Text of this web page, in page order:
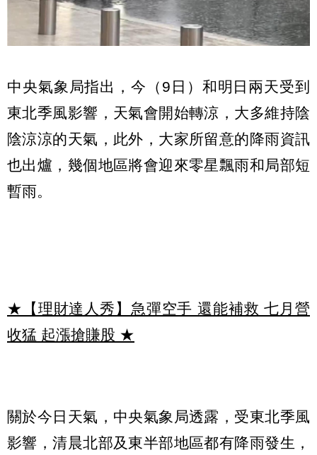
中央氣象局指出，今（9日）和明日兩天受到
東北季風影響，天氣會開始轉涼，大多維持陰
陰涼涼的天氣，此外，大家所留意的降雨資訊
也出爐，幾個地區將會迎來零星飄雨和局部短
暫雨。
★【理財達人秀】急彈空手 還能補救 七月營
收猛 起漲搶賺股 ★
關於今日天氣，中央氣象局透露，受東北季風
影響，清晨北部及東半部地區都有降雨發生，